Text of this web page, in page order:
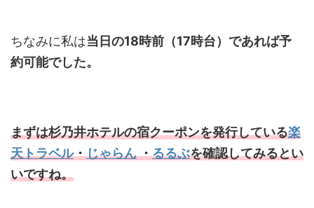
ちなみに私は当日の18時前（17時台）であれば予
約可能でした。
まずは杉乃井ホテルの宿クーポンを発行している楽
天トラベル・じゃらん・るるぶを確認してみるとい
いですね。